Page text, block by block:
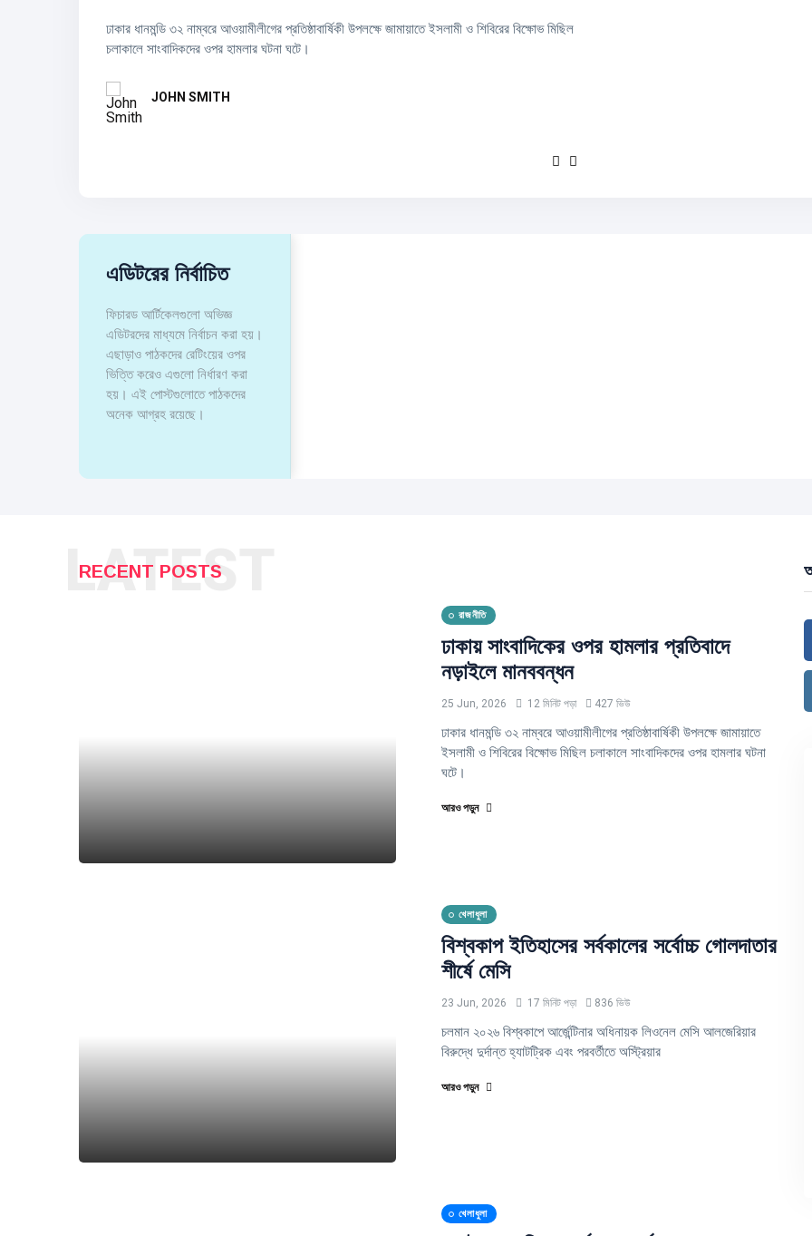
ঢাকার ধানমন্ডি ৩২ নাম্বরে আওয়ামীলীগের প্রতিষ্ঠাবার্ষিকী উপলক্ষে জামায়াতে ইসলামী ও শিবিরের বিক্ষোভ মিছিল
চলাকালে সাংবাদিকদের ওপর হামলার ঘটনা ঘটে।
JOHN SMITH
চলমান ২০২৬ বিশ্বকাপে আর্জেন্টিনার অধিনায়ক লিওনেল মেসি আলজেরিয়ার বিরুদ্ধে দুর্দান্ত হ্যাটট্রিক এবং
পরবর্তীতে অস্ট্রিয়ার
এডিটরের নির্বাচিত
ফিচারড আর্টিকেলগুলো অভিজ্ঞ
এডিটরদের মাধ্যমে নির্বাচন করা হয়।
এছাড়াও পাঠকদের রেটিংয়ের ওপর
ভিত্তি করেও এগুলো নির্ধারণ করা
হয়। এই পোস্টগুলোতে পাঠকদের
অনেক আগ্রহ রয়েছে।
RECENT POSTS
LATEST
রাজনীতি
ঢাকায় সাংবাদিকের ওপর হামলার প্রতিবাদে
নড়াইলে মানববন্ধন
25 Jun, 2026 12 মিনিট পড়া 427 ভিউ
ঢাকার ধানমন্ডি ৩২ নাম্বরে আওয়ামীলীগের প্রতিষ্ঠাবার্ষিকী উপলক্ষে জামায়াতে
ইসলামী ও শিবিরের বিক্ষোভ মিছিল চলাকালে সাংবাদিকদের ওপর হামলার ঘটনা
ঘটে।
আরও পড়ুন
খেলাধুলা
বিশ্বকাপ ইতিহাসের সর্বকালের সর্বোচ্চ গোলদাতার
শীর্ষে মেসি
23 Jun, 2026 17 মিনিট পড়া 836 ভিউ
চলমান ২০২৬ বিশ্বকাপে আর্জেন্টিনার অধিনায়ক লিওনেল মেসি আলজেরিয়ার
বিরুদ্ধে দুর্দান্ত হ্যাটট্রিক এবং পরবর্তীতে অস্ট্রিয়ার
আরও পড়ুন
খেলাধুলা